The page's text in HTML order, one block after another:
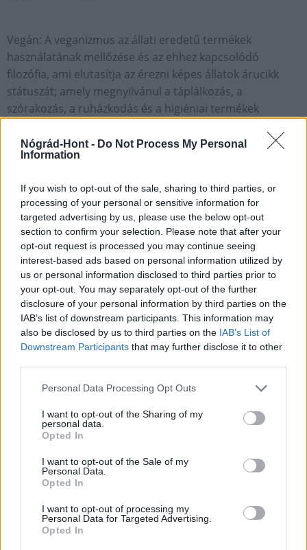
Nógrád-Hont - Do Not Process My Personal
Information
If you wish to opt-out of the sale, sharing to third parties, or
processing of your personal or sensitive information for
targeted advertising by us, please use the below opt-out
section to confirm your selection. Please note that after your
opt-out request is processed you may continue seeing
interest-based ads based on personal information utilized by
us or personal information disclosed to third parties prior to
your opt-out. You may separately opt-out of the further
disclosure of your personal information by third parties on the
IAB’s list of downstream participants. This information may
also be disclosed by us to third parties on the IAB’s List of
Downstream Participants that may further disclose it to other
Please note that this website/app uses one or more Google
not limited to your visit or usage behaviour. You may click to
grant or deny consent to Google and its third-party tags to
use your data for below specified purposes in below Google
consent section.
Personal Data Processing Opt Outs
I want to opt-out of the Sharing of my
personal data.
Opted In
I want to opt-out of the Sale of my
Personal Data.
Opted In
I want to opt-out of processing my
Personal Data for Targeted Advertising.
Opted In
Vegán: A veganizmus az állati eredetű termékek
használatának mellőzése és az ehhez kapcsolódó
filozófia, ami elutasítja az érezni képes állatok árucikk
státuszát; amely megnyilvánul a táplálkozás, a
szórakozás, a ruházkodás és a higiéniai termékek
nevezik. Ennek több formáját különböztetjük meg:
étrendi, etikai, környezetvédelmi és vallási veganizmus.
A veganizmus a Vegan Society alapító okirata szerint
nem kizárólag az állatokról szól, hanem a filozófiáról, az
egészségről és a környezetvédelemről is. A veganizmus
az okirat szerint tehát egy filozófiát és életmódot jelöl,
amely igyekszik kizárni – amennyire csak lehetséges és
praktikus – az állatok kizsákmányolásának és a velük
szembeni kegyetlenségnek minden formáját, étel,
ruházat, vagy bármilyen más célból; és tágabb
értelemben elősegíti az állat nélküli alternatívák